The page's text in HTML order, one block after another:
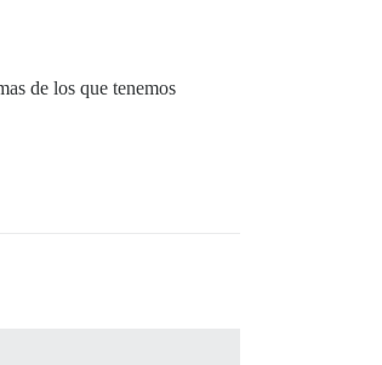
de los que tenemos